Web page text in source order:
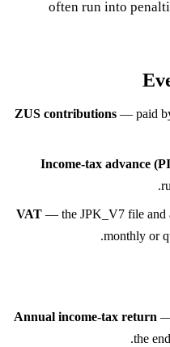
often run into
ZUS contributions — paid
Income-tax advance
VAT — the JPK_V7 file and
monthly or
Annual income-tax return —
the